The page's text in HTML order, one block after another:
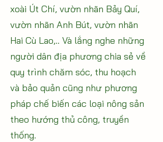
xoài Út Chí, vườn nhãn Bảy Quí,
vườn nhãn Anh Bút, vườn nhãn
Hai Cù Lao,.. Và lắng nghe những
người dân địa phương chia sẻ về
quy trình chăm sóc, thu hoạch
và bảo quản cũng như phương
pháp chế biến các loại nông sản
theo hướng thủ công, truyền
thống.